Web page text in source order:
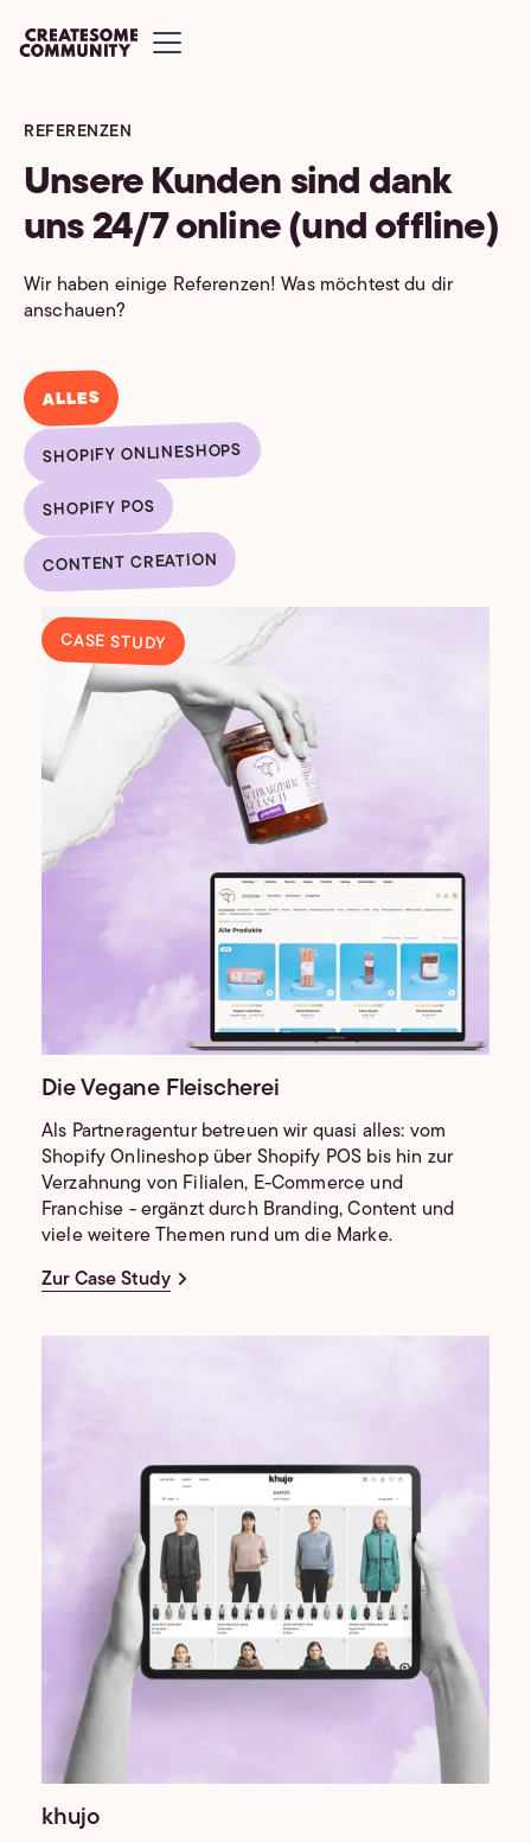
REFERENZEN
Unsere Kunden sind dank
uns 24/7 online (und offline)
Wir haben einige Referenzen! Was möchtest du dir
anschauen?
ALLES
SHOPIFY ONLINESHOPS
SHOPIFY POS
CONTENT CREATION
CASE STUDY
Die Vegane Fleischerei
Als Partneragentur betreuen wir quasi alles: vom
Shopify Onlineshop über Shopify POS bis hin zur
Verzahnung von Filialen, E-Commerce und
Franchise - ergänzt durch Branding, Content und
viele weitere Themen rund um die Marke.
Zur Case Study
khujo